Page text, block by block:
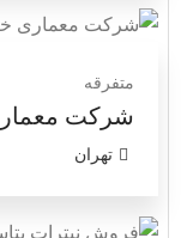
متفرقه
شرکت
تهران